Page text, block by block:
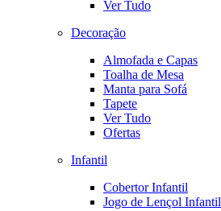
Ver Tudo
Decoração
Almofada e Capas
Toalha de Mesa
Manta para Sofá
Tapete
Ver Tudo
Ofertas
Infantil
Cobertor Infantil
Jogo de Lençol Infantil